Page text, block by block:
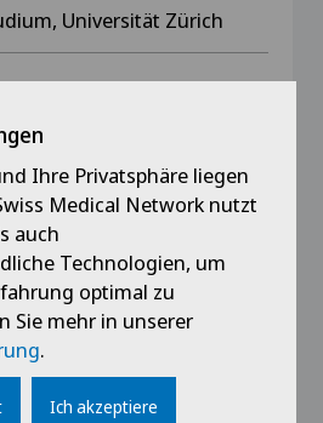
Universität Zürich
Universität
Ihre Privatsphäre liegen
Medical Network nutzt
auch
Technologien, um
optimal zu
Sie mehr in unserer
.
Ich akzeptiere